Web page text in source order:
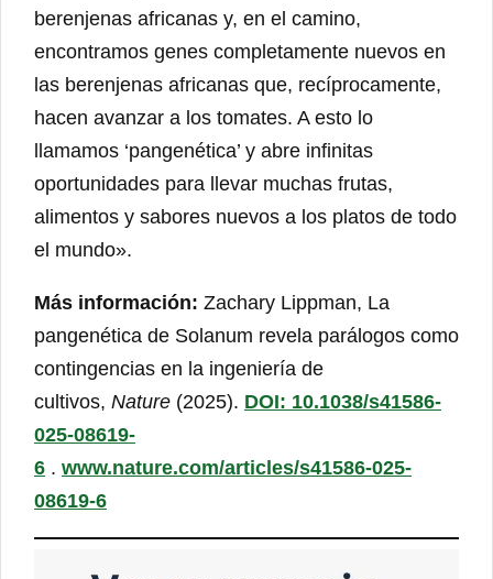
berenjenas africanas y, en el camino,
encontramos genes completamente nuevos en
las berenjenas africanas que, recíprocamente,
hacen avanzar a los tomates. A esto lo
llamamos ‘pangenética’ y abre infinitas
oportunidades para llevar muchas frutas,
alimentos y sabores nuevos a los platos de todo
el mundo».
Más información: Zachary Lippman, La
pangenética de Solanum revela parálogos como
contingencias en la ingeniería de
cultivos, Nature (2025). DOI: 10.1038/s41586-
025-08619-
6 . www.nature.com/articles/s41586-025-
08619-6